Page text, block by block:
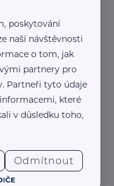
poskytování
naší návštěvnosti
o tom, jak
partnery pro
Partneři tyto údaje
které
v důsledku toho,
Odmítnout